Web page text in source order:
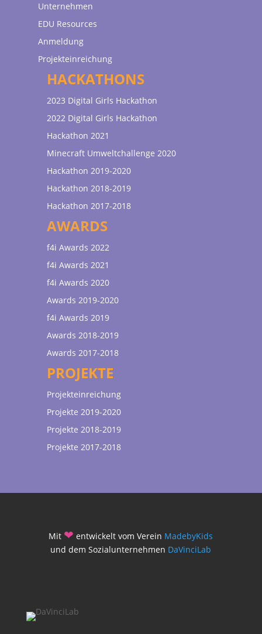
Unternehmen
EDU Resources
Anmeldung
Projekteinreichung
HACKATHONS
2023 Digital Girls Hackathon
2022 Digital Girls Hackathon
Hackathon 2021
Minecraft Umweltchallenge 2020
Hackathon 2019-2020
Hackathon 2018-2019
Hackathon 2017-2018
AWARDS
f4i Awards 2022
f4i Awards 2021
f4i Awards 2020
Awards 2019-2020
f4i Awards 2019
Awards 2018-2019
Awards 2017-2018
PROJEKTE
Projekteinreichung
Projekte 2019-2020
Projekte 2018-2019
Projekte 2017-2018
Mit ❤ entwickelt vom Verein MadebyKids
und dem Sozialunternehmen DaVinciLab